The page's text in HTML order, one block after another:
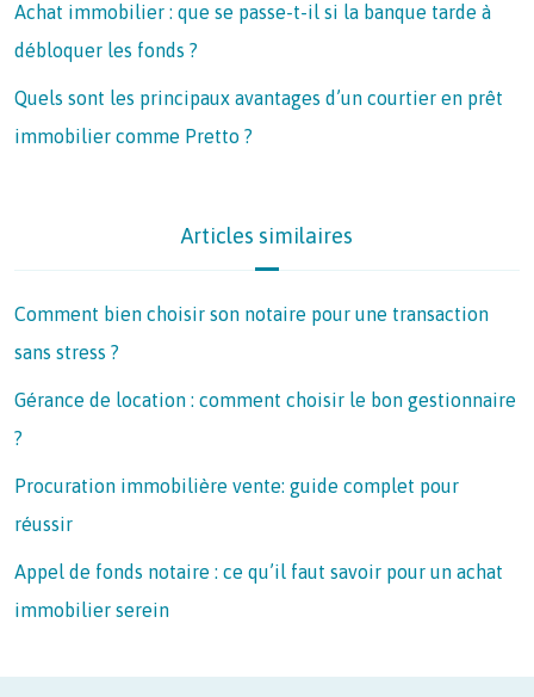
Achat immobilier : que se passe-t-il si la banque tarde à
débloquer les fonds ?
Quels sont les principaux avantages d’un courtier en prêt
immobilier comme Pretto ?
Articles similaires
Comment bien choisir son notaire pour une transaction
sans stress ?
Gérance de location : comment choisir le bon gestionnaire
?
Procuration immobilière vente: guide complet pour
réussir
Appel de fonds notaire : ce qu’il faut savoir pour un achat
immobilier serein